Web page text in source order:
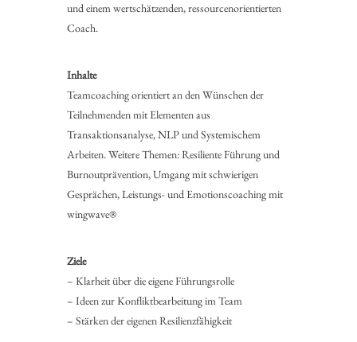
und einem wertschätzenden, ressourcenorientierten
Coach.
Inhalte
Teamcoaching orientiert an den Wünschen der
Teilnehmenden mit Elementen aus
Transaktionsanalyse, NLP und Systemischem
Arbeiten. Weitere Themen: Resiliente Führung und
Burnoutprävention, Umgang mit schwierigen
Gesprächen, Leistungs- und Emotionscoaching mit
wingwave®
Ziele
– Klarheit über die eigene Führungsrolle
– Ideen zur Konfliktbearbeitung im Team
– Stärken der eigenen Resilienzfähigkeit